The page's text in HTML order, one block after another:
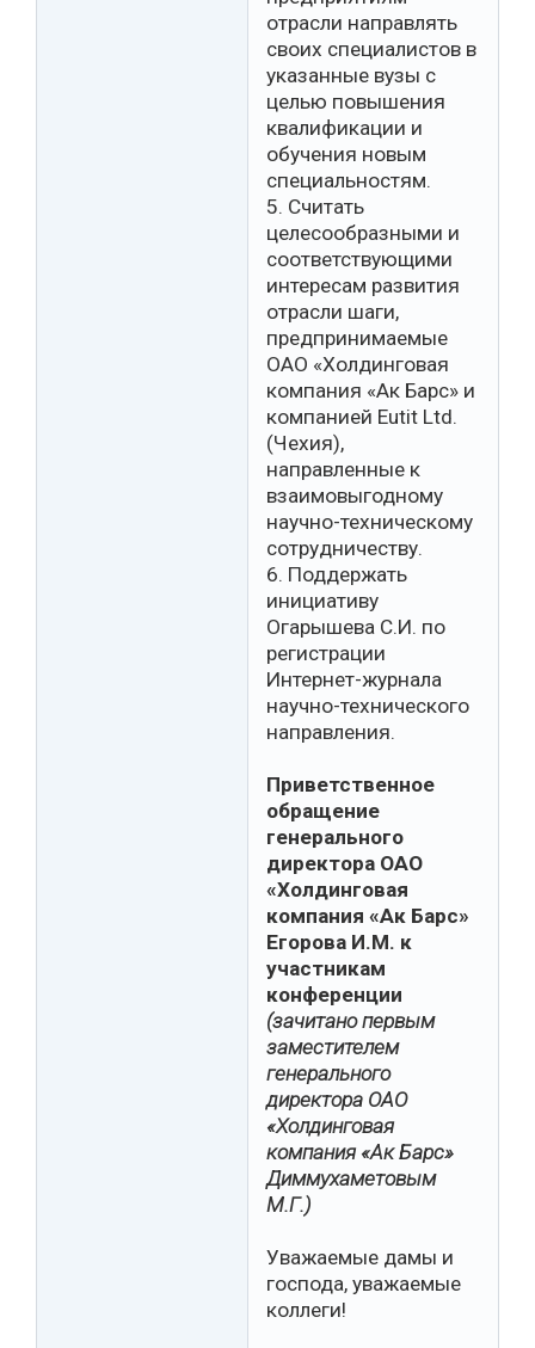
отрасли направлять
своих специалистов в
указанные вузы с
целью повышения
квалификации и
обучения новым
специальностям.
5. Считать
целесообразными и
соответствующими
интересам развития
отрасли шаги,
предпринимаемые
ОАО «Холдинговая
компания «Ак Барс» и
компанией Eutit Ltd.
(Чехия),
направленные к
взаимовыгодному
научно-техническому
сотрудничеству.
6. Поддержать
инициативу
Огарышева С.И. по
регистрации
Интернет-журнала
научно-технического
направления.
Приветственное
обращение
генерального
директора ОАО
«Холдинговая
компания «Ак Барс»
Егорова И.М. к
участникам
конференции
(зачитано первым
заместителем
генерального
директора ОАО
«Холдинговая
компания «Ак Барс»
Диммухаметовым
М.Г.)
Уважаемые дамы и
господа, уважаемые
коллеги!